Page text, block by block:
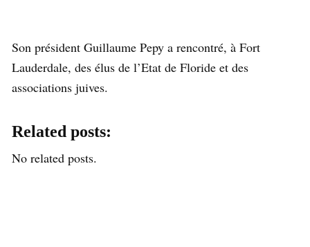
Son président Guillaume Pepy a rencontré, à Fort
Lauderdale, des élus de l’Etat de Floride et des
associations juives.
Related posts:
No related posts.